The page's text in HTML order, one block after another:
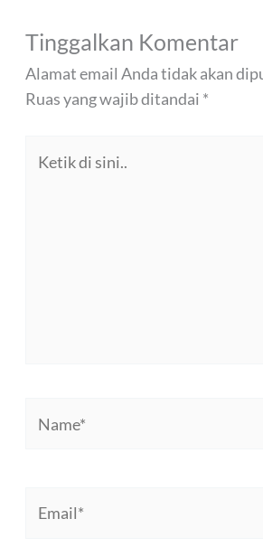
Tinggalkan Komentar
Alamat email Anda tidak akan
Ruas yang wajib ditandai *